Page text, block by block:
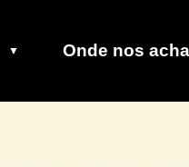
Onde nos